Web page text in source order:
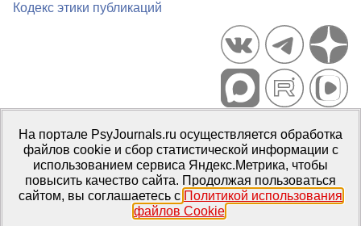
Кодекс этики публикаций
Портал психологических изданий PsyJournals.ru, 2007–2026
Правила использования материалов
Свидетельство регистрации СМИЭл № ФС77-66447 от 14 июля
2016 г.
Издатель: ФГБОУ ВО МГППУ
На портале PsyJournals.ru осуществляется обработка
файлов cookie и сбор статистической информации с
использованием сервиса Яндекс.Метрика, чтобы
повысить качество сайта. Продолжая пользоваться
сайтом, вы соглашаетесь с Политикой использования
файлов Cookie.